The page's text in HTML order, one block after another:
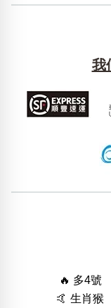
我
🔥 多4號
🤙 生肖猴